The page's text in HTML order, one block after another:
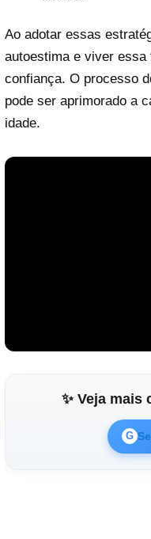
Ao adotar essas
autoestima e viver
confiança. O processo
pode ser aprimorado a
idade.
✨ Veja mais
G